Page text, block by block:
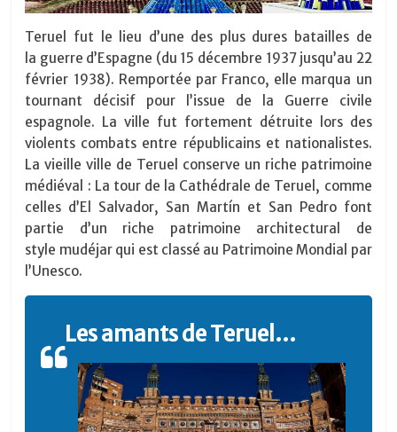
Teruel fut le lieu d’une des plus dures batailles de
la guerre d’Espagne (du 15 décembre 1937 jusqu’au 22
février 1938). Remportée par Franco, elle marqua un
tournant décisif pour l’issue de la Guerre civile
espagnole. La ville fut fortement détruite lors des
violents combats entre républicains et nationalistes.
La vieille ville de Teruel conserve un riche patrimoine
médiéval : La tour de la Cathédrale de Teruel, comme
celles d’El Salvador, San Martín et San Pedro font
partie d’un riche patrimoine architectural de
style mudéjar qui est classé au Patrimoine Mondial par
l’Unesco.
Les amants de Teruel…